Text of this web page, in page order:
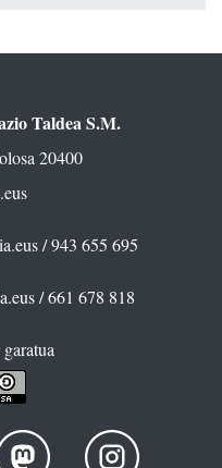
Taldea S.M.
20400
/ 943 655 695
/ 661 678 818